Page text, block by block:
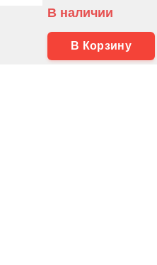
В наличии
В Корзину